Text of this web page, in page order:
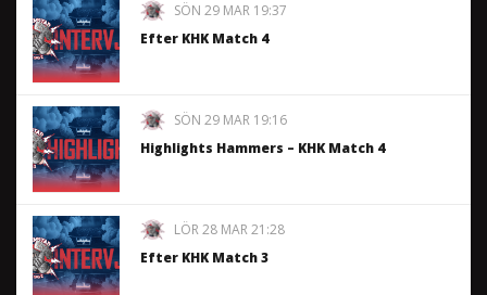
SÖN 29 MAR 19:37
Efter KHK Match 4
SÖN 29 MAR 19:16
Highlights Hammers – KHK Match 4
LÖR 28 MAR 21:28
Efter KHK Match 3